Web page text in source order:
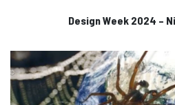
Design Week 2024 –